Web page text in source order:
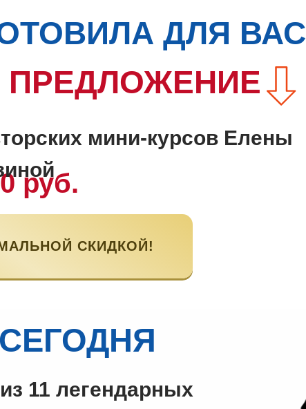
СКИДКОЙ!
ДЛЯ ВАС
руб.
мини-курсов Елены
11 легендарных